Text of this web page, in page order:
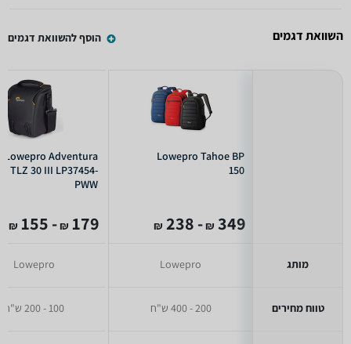
השוואת דגמים הוסף להשוואת דגמים
מותג
טווח מחירים
Lowepro Tahoe BP
150
349
₪
- 238
₪
Lowepro
200 - 400 ש"ח
Lowepro Adventura
TLZ 30 III LP37454-
PWW
179
₪
- 155
₪
Lowepro
100 - 200 ש"ח